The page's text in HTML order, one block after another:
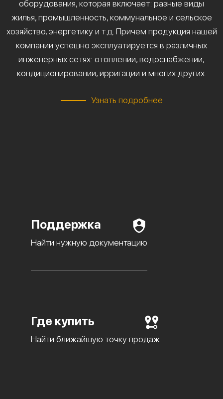
оборудования, которая включает: разные виды
жилья, промышленность, коммунальное и сельское
хозяйство, энергетику и т.д. Причем продукция нашей
компании успешно эксплуатируется в различных
инженерных сетях: отоплении, водоснабжении,
кондиционировании, ирригации и многих других.
Узнать подробнее
Поддержка
Найти нужную документацию
Где купить
Найти ближайшую точку продаж